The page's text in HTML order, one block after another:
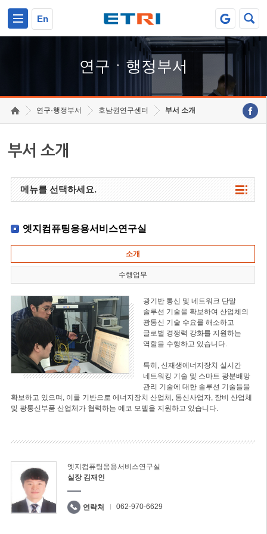
En
연구ㆍ행정부서
연구·행정부서 호남권연구센터 부서 소개
부서 소개
메뉴를 선택하세요.
엣지컴퓨팅응용서비스연구실
소개
수행업무
광기반 통신 및 네트워크 단말
솔루션 기술을 확보하여 산업체의
광통신 기술 수요를 해소하고
글로벌 경쟁력 강화를 지원하는
역할을 수행하고 있습니다.
특히, 신재생에너지장치 실시간
네트워킹 기술 및 스마트 광분배망
관리 기술에 대한 솔루션 기술들을
확보하고 있으며, 이를 기반으로 에너지장치 산업체, 통신사업자, 장비 산업체
및 광통신부품 산업체가 협력하는 에코 모델을 지원하고 있습니다.
엣지컴퓨팅응용서비스연구실
실장 김재인
연락처 062-970-6629